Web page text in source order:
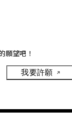
願望吧！
我要許願